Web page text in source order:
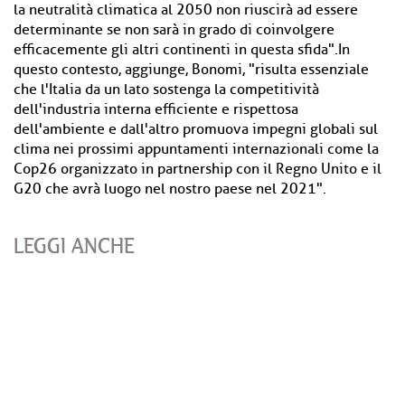
la neutralità climatica al 2050 non riuscirà ad essere
determinante se non sarà in grado di coinvolgere
efficacemente gli altri continenti in questa sfida".In
questo contesto, aggiunge, Bonomi, "risulta essenziale
che l'Italia da un lato sostenga la competitività
dell'industria interna efficiente e rispettosa
dell'ambiente e dall'altro promuova impegni globali sul
clima nei prossimi appuntamenti internazionali come la
Cop26 organizzato in partnership con il Regno Unito e il
G20 che avrà luogo nel nostro paese nel 2021".
LEGGI ANCHE